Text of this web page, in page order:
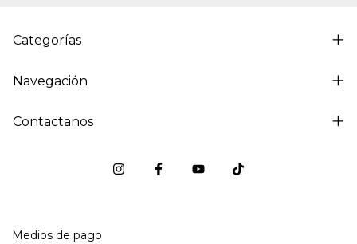
Categorías
Navegación
Contactanos
Medios de pago